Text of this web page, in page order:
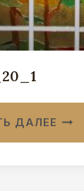
ДАЛЕЕ